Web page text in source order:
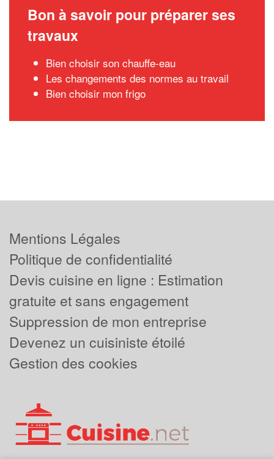
Bon à savoir pour préparer ses
travaux
Bien choisir son chauffe-eau
Les changements des normes au travail
Bien choisir mon frigo
Mentions Légales
Politique de confidentialité
Devis cuisine en ligne : Estimation
gratuite et sans engagement
Suppression de mon entreprise
Devenez un cuisiniste étoilé
Gestion des cookies